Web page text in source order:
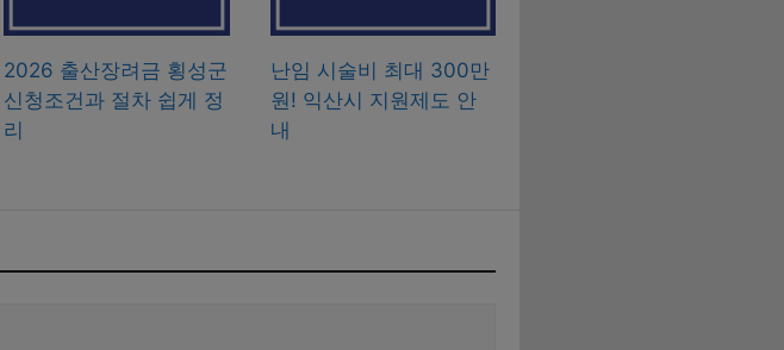
2026 출산장려금 횡성군
신청조건과 절차 쉽게 정
리
난임 시술비 최대 300만
원! 익산시 지원제도 안
내